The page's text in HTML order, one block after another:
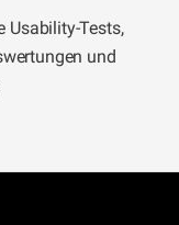
Usability-Tests,
und